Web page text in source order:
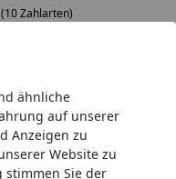
ähnliche
auf unserer
Anzeigen zu
Website zu
Sie der
Zahlarten)
Twin (17315)